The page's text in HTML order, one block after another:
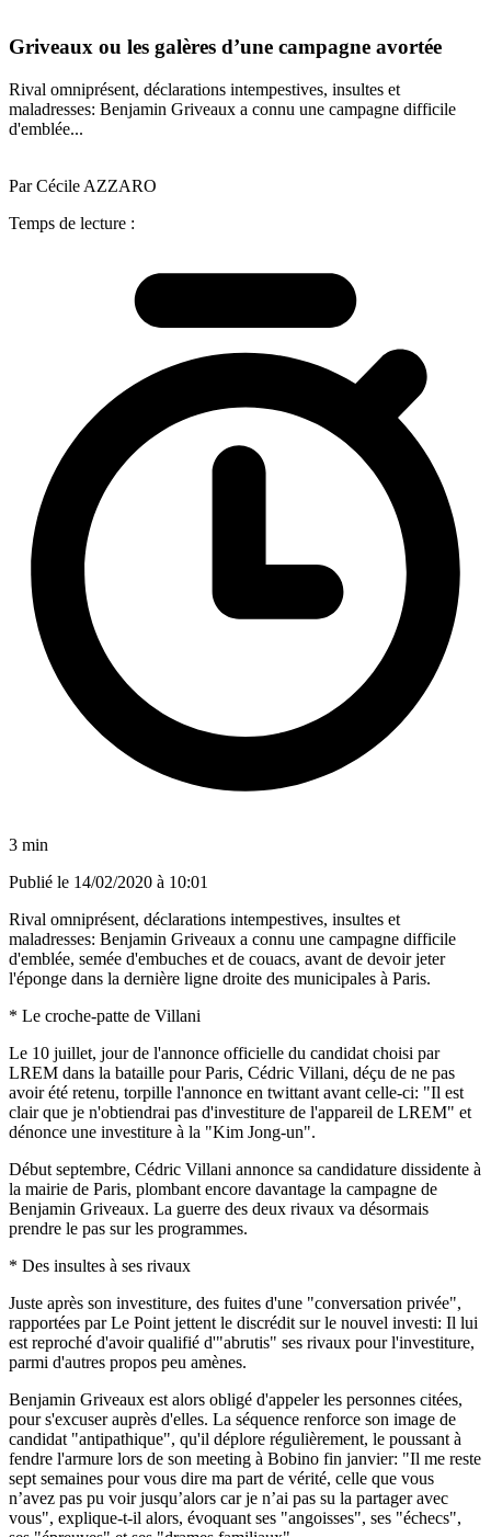
Griveaux ou les galères d’une campagne avortée
Rival omniprésent, déclarations intempestives, insultes et
maladresses: Benjamin Griveaux a connu une campagne difficile
d'emblée...
Par Cécile AZZARO
Temps de lecture :
3 min
Publié le 14/02/2020 à 10:01
Rival omniprésent, déclarations intempestives, insultes et
maladresses: Benjamin Griveaux a connu une campagne difficile
d'emblée, semée d'embuches et de couacs, avant de devoir jeter
l'éponge dans la dernière ligne droite des municipales à Paris.
* Le croche-patte de Villani
Le 10 juillet, jour de l'annonce officielle du candidat choisi par
LREM dans la bataille pour Paris, Cédric Villani, déçu de ne pas
avoir été retenu, torpille l'annonce en twittant avant celle-ci: "Il est
clair que je n'obtiendrai pas d'investiture de l'appareil de LREM" et
dénonce une investiture à la "Kim Jong-un".
Début septembre, Cédric Villani annonce sa candidature dissidente à
la mairie de Paris, plombant encore davantage la campagne de
Benjamin Griveaux. La guerre des deux rivaux va désormais
prendre le pas sur les programmes.
* Des insultes à ses rivaux
Juste après son investiture, des fuites d'une "conversation privée",
rapportées par Le Point jettent le discrédit sur le nouvel investi: Il lui
est reproché d'avoir qualifié d'"abrutis" ses rivaux pour l'investiture,
parmi d'autres propos peu amènes.
Benjamin Griveaux est alors obligé d'appeler les personnes citées,
pour s'excuser auprès d'elles. La séquence renforce son image de
candidat "antipathique", qu'il déplore régulièrement, le poussant à
fendre l'armure lors de son meeting à Bobino fin janvier: "Il me reste
sept semaines pour vous dire ma part de vérité, celle que vous
n’avez pas pu voir jusqu’alors car je n’ai pas su la partager avec
vous", explique-t-il alors, évoquant ses "angoisses", ses "échecs",